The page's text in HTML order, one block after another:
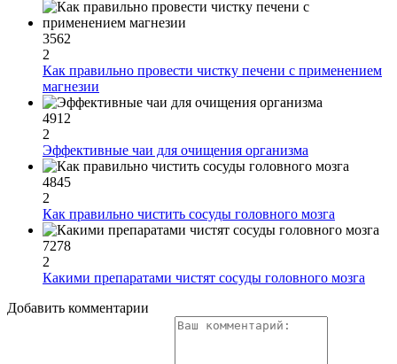
3562
2
Как правильно провести чистку печени с применением
магнезии
4912
2
Эффективные чаи для очищения организма
4845
2
Как правильно чистить сосуды головного мозга
7278
2
Какими препаратами чистят сосуды головного мозга
Добавить комментарии